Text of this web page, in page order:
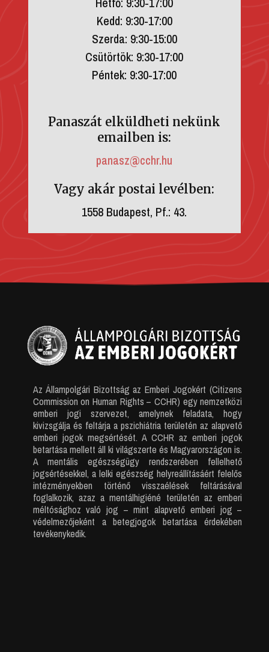
Kedd: 9:30-17:00
Szerda: 9:30-15:00
Csütörtök: 9:30-17:00
Péntek: 9:30-17:00
Panaszát elküldheti nekünk
emailben is:
panasz@cchr.hu
Vagy akár postai levélben:
1558 Budapest, Pf.: 43.
Az Állampolgári Bizottság az Emberi Jogokért (Citizens
Commission on Human Rights – CCHR) egy nemzetközi
emberi jogi szervezet, amelynek feladata, hogy
kivizsgálja és feltárja a pszichiátria területén az alapvető
emberi jogok megsértését. A CCHR az emberi jogok
betartása mellett áll ki világszerte és Magyarországon is.
A mentális egészségügy rendszerében fellelhető
jogsértésekkel, a lelki egészség helyreállításáért felelős
intézményekben történő visszaélések feltárásával
foglalkozik, azaz a mentálhigiéné területén az emberi
méltósághoz való jog – mint alapvető emberi jog –
védelmezőjeként a betegjogok betartása érdekében
tevékenykedik.